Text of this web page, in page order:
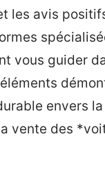
les avis
vous guider
envers
vente des